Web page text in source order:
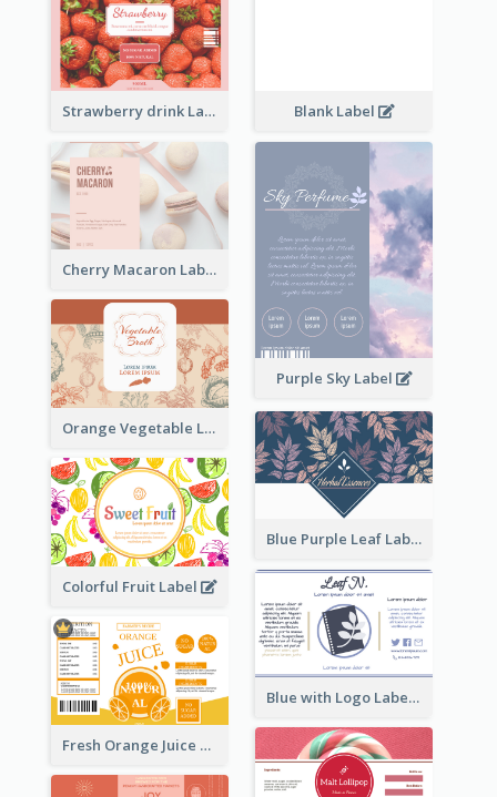
Strawberry drink Label Blank Label
Cherry Macaron Label
Purple Sky Label
Orange Vegetable Label
Blue Purple Leaf Label
Colorful Fruit Label
Blue with Logo Label
Fresh Orange Juice Label